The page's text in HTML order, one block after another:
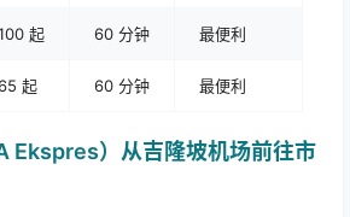
起 60 分钟 最便利
起 60 分钟 最便利
Ekspres）从吉隆坡机场前往市